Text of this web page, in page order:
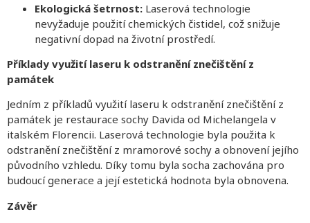
Ekologická šetrnost: Laserová technologie
nevyžaduje použití chemických čistidel, což snižuje
negativní dopad na životní prostředí.
Příklady využití laseru k odstranění znečištění z
památek
Jedním z příkladů využití laseru k odstranění znečištění z
památek je restaurace sochy Davida od Michelangela v
italském Florencii. Laserová technologie byla použita k
odstranění znečištění z mramorové sochy a obnovení jejího
původního vzhledu. Díky tomu byla socha zachována pro
budoucí generace a její estetická hodnota byla obnovena.
Závěr